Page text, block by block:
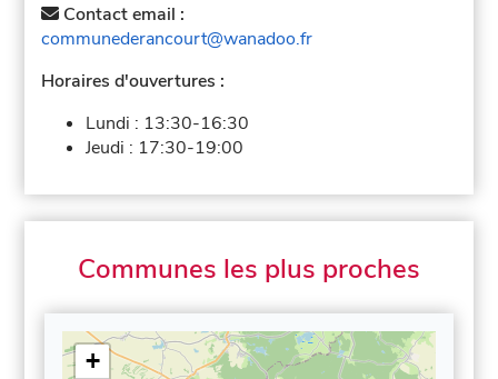
Contact email :
communederancourt@wanadoo.fr
Horaires d'ouvertures :
Lundi : 13:30-16:30
Jeudi : 17:30-19:00
Communes les plus proches
+